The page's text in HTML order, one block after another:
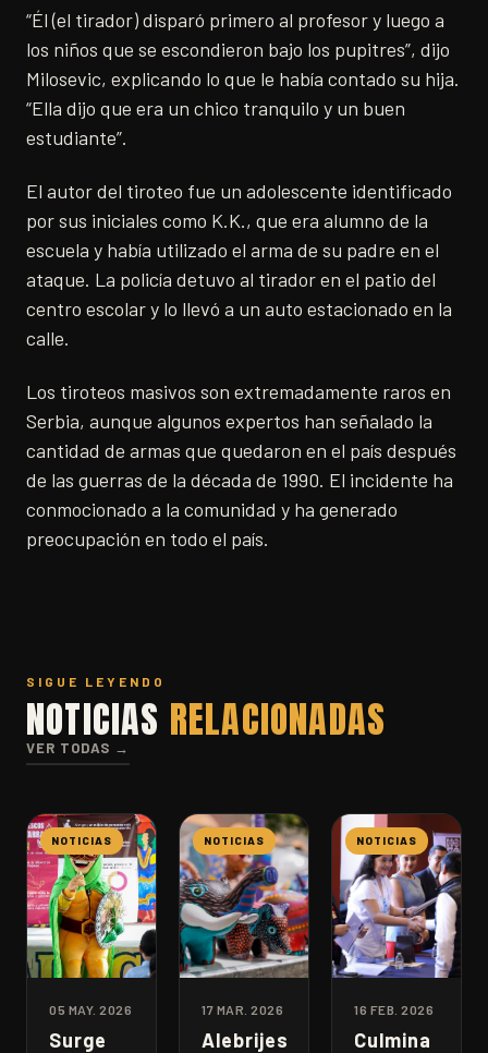
“Él (el tirador) disparó primero al profesor y luego a
los niños que se escondieron bajo los pupitres”, dijo
Milosevic, explicando lo que le había contado su hija.
“Ella dijo que era un chico tranquilo y un buen
estudiante”.
El autor del tiroteo fue un adolescente identificado
por sus iniciales como K.K., que era alumno de la
escuela y había utilizado el arma de su padre en el
ataque. La policía detuvo al tirador en el patio del
centro escolar y lo llevó a un auto estacionado en la
calle.
Los tiroteos masivos son extremadamente raros en
Serbia, aunque algunos expertos han señalado la
cantidad de armas que quedaron en el país después
de las guerras de la década de 1990. El incidente ha
conmocionado a la comunidad y ha generado
preocupación en todo el país.
SIGUE LEYENDO
NOTICIAS RELACIONADAS
VER TODAS →
NOTICIAS
05 MAY. 2026
Surge
NOTICIAS
17 MAR. 2026
Alebrijes
NOTICIAS
16 FEB. 2026
Culmina